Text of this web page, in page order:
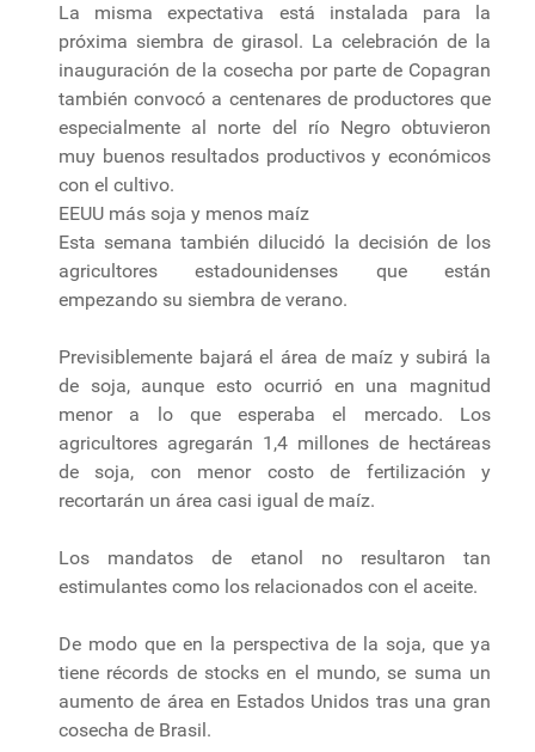
La misma expectativa está instalada para la
próxima siembra de girasol. La celebración de la
inauguración de la cosecha por parte de Copagran
también convocó a centenares de productores que
especialmente al norte del río Negro obtuvieron
muy buenos resultados productivos y económicos
con el cultivo.
EEUU más soja y menos maíz
Esta semana también dilucidó la decisión de los
agricultores estadounidenses que están
empezando su siembra de verano.
Previsiblemente bajará el área de maíz y subirá la
de soja, aunque esto ocurrió en una magnitud
menor a lo que esperaba el mercado. Los
agricultores agregarán 1,4 millones de hectáreas
de soja, con menor costo de fertilización y
recortarán un área casi igual de maíz.
Los mandatos de etanol no resultaron tan
estimulantes como los relacionados con el aceite.
De modo que en la perspectiva de la soja, que ya
tiene récords de stocks en el mundo, se suma un
aumento de área en Estados Unidos tras una gran
cosecha de Brasil.